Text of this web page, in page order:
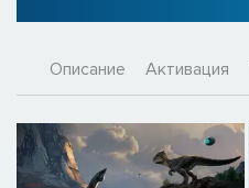
Описание Активация